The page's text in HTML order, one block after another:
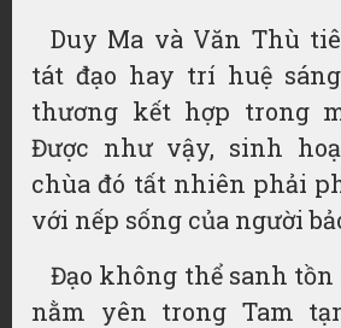
Duy Ma và Văn Thù
tát đạo hay trí huệ
thương kết hợp trong
Được như vậy, sinh
chùa đó tất nhiên phải
với nếp sống của người
Đạo không thể sanh tồn
nằm yên trong Tam